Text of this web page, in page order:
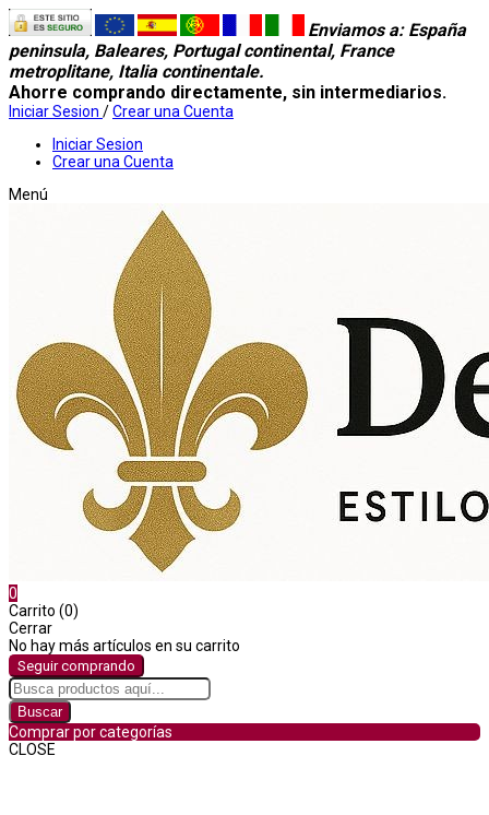
Enviamos a: España
peninsula, Baleares, Portugal continental, France
metroplitane, Italia continentale.
Ahorre comprando directamente, sin intermediarios.
Iniciar Sesion /Crear una Cuenta
Iniciar Sesion
Crear una Cuenta
Menú
0
Carrito (0)
Cerrar
No hay más artículos en su carrito
Seguir comprando
Buscar
Comprar por categorías
CLOSE